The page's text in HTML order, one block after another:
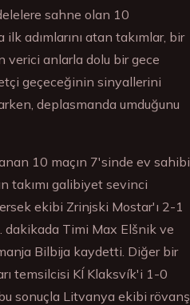
sahne olan 10
adımlarını atan takımlar, bir
verici anlarla dolu bir gece
geçeceğinin sinyallerini
deplasmanda umduğunu
10 maçın 7'sinde ev sahibi
takımı galibiyet sevinci
ekibi Zrinjski Mostar'ı 2-1
dakikada Timi Max Elšnik ve
Bilbija kaydetti. Diğer bir
temsilcisi KÍ Klaksvík'i 1-0
sonuçla Litvanya ekibi rövanş